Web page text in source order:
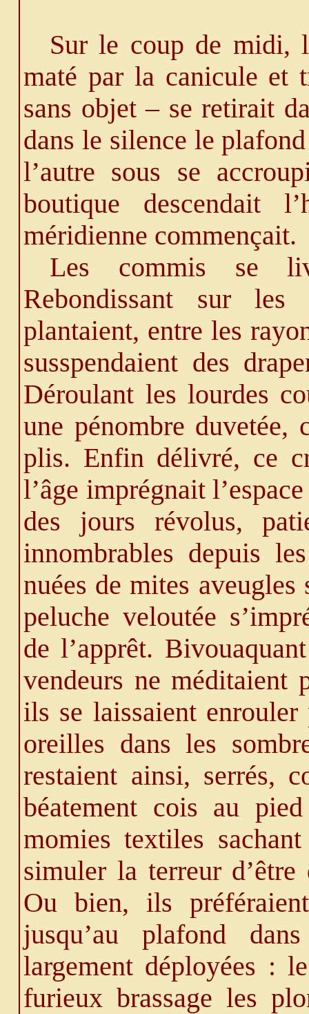
Sur le coup de midi,
maté par la canicule et
sans objet – se retirait
dans le silence le
l’autre sous se
boutique descendait
méridienne commençait.
Les commis se
Rebondissant sur les
plantaient, entre les
susspendaient des
Déroulant les lourdes
une pénombre duvetée,
plis. Enfin délivré, ce
l’âge imprégnait
des jours révolus,
innombrables depuis
nuées de mites
peluche veloutée
de l’apprêt.
vendeurs ne méditaient
ils se laissaient enrouler
oreilles dans les
restaient ainsi, serrés,
béatement cois au
momies textiles
simuler la terreur d’être
Ou bien, ils
jusqu’au plafond
largement déployées :
furieux brassage les